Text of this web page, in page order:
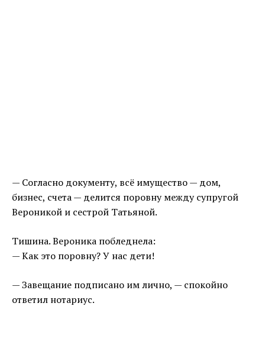
— Согласно документу, всё имущество — дом,
бизнес, счета — делится поровну между супругой
Вероникой и сестрой Татьяной.
Тишина. Вероника побледнела:
— Как это поровну? У нас дети!
— Завещание подписано им лично, — спокойно
ответил нотариус.